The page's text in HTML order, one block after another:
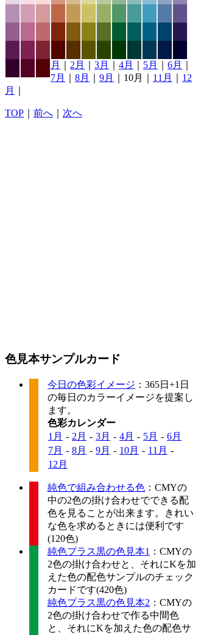
月 2月 3月 4月 5月 6月
7月
8月 9月 ｜10月｜ 11月
12
月
TOP 前へ 次へ
色見本サンプルカード
今日の色彩イメージ ：365日+1日
の毎日のカラーイメージを提案し
ます。
色彩カレンダー
1月 - 2月 - 3月 - 4月 - 5月 - 6月
7月 - 8月 - 9月 - 10月 - 11月 -
12月
純色で組み合わせる色 ：CMYの
中の2色の掛け合わせでできる配
色を見ることが出来ます。きれい
な色を求めるときには便利です
(120色)
純色プラス黒の色見本1 ：CMYの
2色の掛け合わせと、それにKを加
えた色の配色サンプルのチェック
カードです(420色)
純色プラス黒の色見本2 ：CMYの
2色の掛け合わせで作る中間色
と、それにKを加えた色の配色サ